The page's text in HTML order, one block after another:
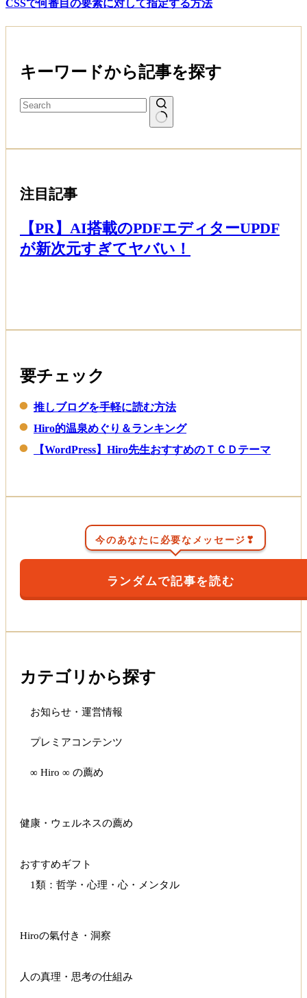
CSSで何番目の要素に対して指定する方法
キーワードから記事を探す
注目記事
【PR】AI搭載のPDFエディターUPDF
が新次元すぎてヤバい！
要チェック
推しブログを手軽に読む方法
Hiro的温泉めぐり＆ランキング
【WordPress】Hiro先生おすすめのＴＣＤテーマ
今のあなたに必要なメッセージ❣
ランダムで記事を読む
カテゴリから探す
お知らせ・運営情報
プレミアコンテンツ
∞ Hiro ∞ の薦め
健康・ウェルネスの薦め
おすすめギフト
1類：哲学・心理・心・メンタル
Hiroの氣付き・洞察
人の真理・思考の仕組み